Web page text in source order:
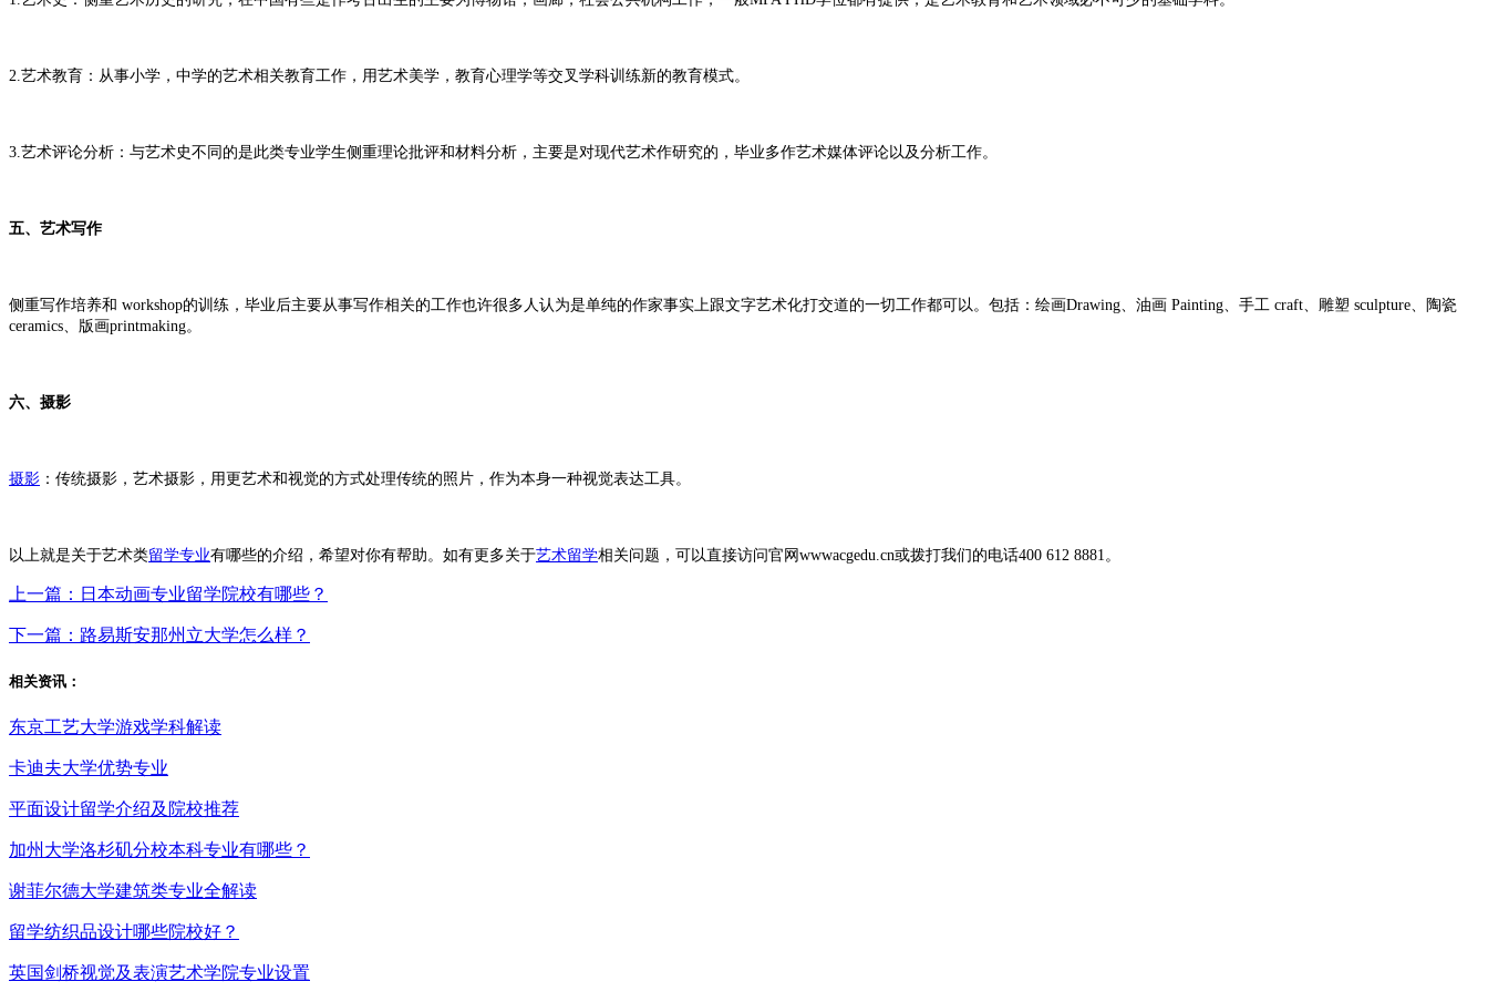
2.艺术教育：从事小学，中学的艺术相关教育工作，用艺术美学，教育心理学等交叉学科训练新的教育模式。
3.艺术评论分析：与艺术史不同的是此类专业学生侧重理论批评和材料分析，主要是对现代艺术作研究的，毕业多作艺术媒体评论以及分析工作。
五、艺术写作
侧重写作培养和 workshop的训练，毕业后主要从事写作相关的工作也许很多人认为是单纯的作家事实上跟文字艺术化打交道的一切工作都可以。包括：绘画Drawing、油画 Painting、手工 craft、雕塑 sculpture、陶瓷
ceramics、版画printmaking。
六、摄影
摄影 ：传统摄影，艺术摄影，用更艺术和视觉的方式处理传统的照片，作为本身一种视觉表达工具。
以上就是关于艺术类留学专业有哪些的介绍，希望对你有帮助。如有更多关于艺术留学相关问题，可以直接访问官网wwwacgedu.cn或拨打我们的电话400 612 8881。
上一篇：日本动画专业留学院校有哪些？
下一篇：路易斯安那州立大学怎么样？
相关资讯：
东京工艺大学游戏学科解读
卡迪夫大学优势专业
平面设计留学介绍及院校推荐
加州大学洛杉矶分校本科专业有哪些？
谢菲尔德大学建筑类专业全解读
留学纺织品设计哪些院校好？
英国剑桥视觉及表演艺术学院专业设置